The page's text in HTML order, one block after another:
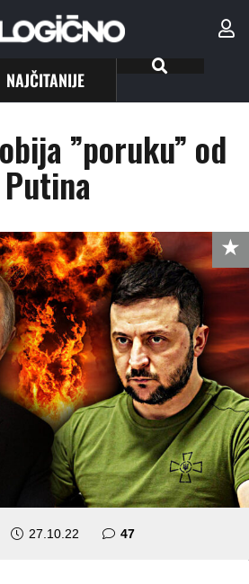
NAJČITANIJE
”poruku” od
Putina
27.10.22 47komentara